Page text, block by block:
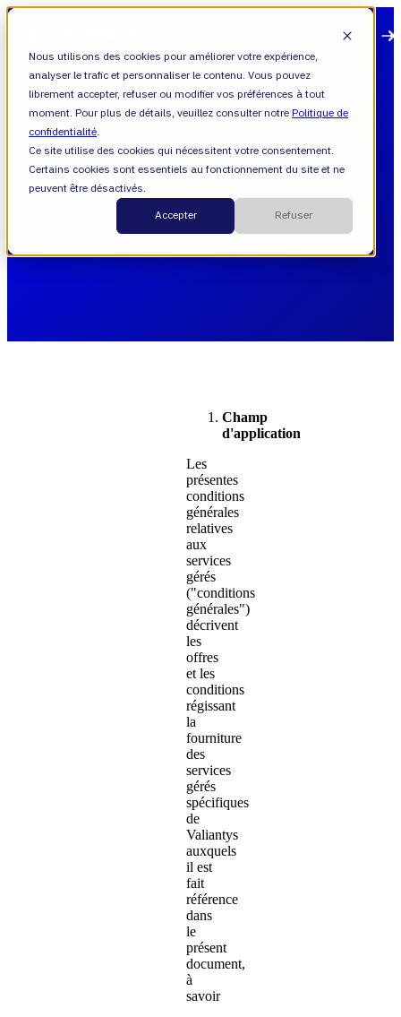
Nous utilisons des cookies pour améliorer votre expérience,
analyser le trafic et personnaliser le contenu. Vous pouvez
librement accepter, refuser ou modifier vos préférences à tout
moment. Pour plus de détails, veuillez consulter notrePolitique de
confidentialité.
Ce site utilise des cookies qui nécessitent votre consentement.
Certains cookies sont essentiels au fonctionnement du site et ne
peuvent être désactivés.
Accepter
Refuser
Open main navigation
Politiques d’usage des
Managed Services
Champ
d'application
Les
présentes
conditions
générales
relatives
aux
services
gérés
("conditions
générales")
décrivent
les
offres
et les
conditions
régissant
la
fourniture
des
services
gérés
spécifiques
de
Valiantys
auxquels
il est
fait
référence
dans
le
présent
document,
à
savoir